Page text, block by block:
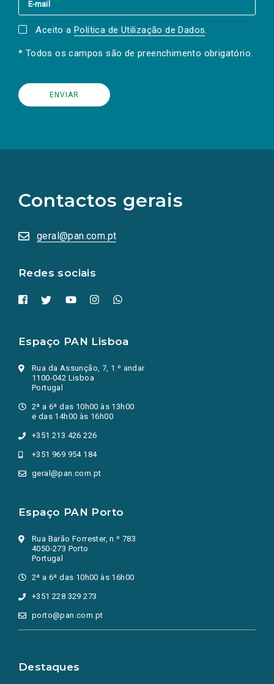
Aceito a Política de Utilização de Dados.
* Todos os campos são de preenchimento obrigatório.
Contactos gerais
geral@pan.com.pt
Redes sociais
redes
sociais
numa
nova
Espaço PAN Lisboa
Rua da Assunção, 7, 1.º andar
1100-042 Lisboa
Portugal
2ª a 6ª das 10h00 às 13h00
e das 14h00 às 16h00
+351 213 426 226
+351 969 954 184
geral@pan.com.pt
Espaço PAN Porto
Rua Barão Forrester, n.º 783
4050-273 Porto
Portugal
2ª a 6ª das 10h00 às 16h00
+351 228 329 273
porto@pan.com.pt
Destaques